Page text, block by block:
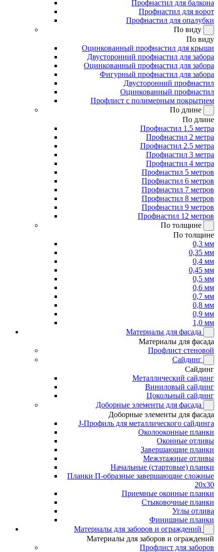
Профнастил для балкона
Профнастил для ворот
Профнастил для опалубки
По виду
По виду
Оцинкованный профнастил для крыши
Двусторонний профнастил для забора
Оцинкованный профнастил для забора
Фигурный профнастил для забора
Двусторонний профнастил
Оцинкованный профнастил
Профлист с полимерным покрытием
По длине
По длине
Профнастил 1.5 метра
Профнастил 2 метра
Профнастил 2.5 метра
Профнастил 3 метра
Профнастил 4 метра
Профнастил 5 метров
Профнастил 6 метров
Профнастил 7 метров
Профнастил 8 метров
Профнастил 9 метров
Профнастил 12 метров
По толщине
По толщине
0,3 мм
0,35 мм
0,4 мм
0,45 мм
0,5 мм
0,6 мм
0,7 мм
0,8 мм
0,9 мм
1,0 мм
Материалы для фасада
Материалы для фасада
Профлист стеновой
Сайдинг
Сайдинг
Металлический сайдинг
Виниловый сайдинг
Цокольный сайдинг
Доборные элементы для фасада
Доборные элементы для фасада
J-Профиль для металлического сайдинга
Околооконные планки
Оконные отливы
Завершающие планки
Межэтажные отливы
Начальные (стартовые) планки
Планки П-образные завершающие сложные
20x30
Приемные оконные планки
Стыковочные планки
Углы отлива
Финишные планки
Материалы для заборов и ограждений
Материалы для заборов и ограждений
Профлист для заборов